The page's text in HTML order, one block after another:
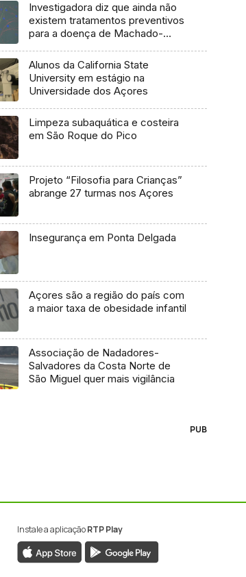
Investigadora diz que ainda não
existem tratamentos preventivos
para a doença de Machado-
Alunos da California State
University em estágio na
Universidade dos Açores
Limpeza subaquática e costeira
em São Roque do Pico
Projeto “Filosofia para Crianças”
abrange 27 turmas nos Açores
Insegurança em Ponta Delgada
Açores são a região do país com
a maior taxa de obesidade infantil
Associação de Nadadores-
Salvadores da Costa Norte de
São Miguel quer mais vigilância
PUB
Instale a aplicaçãoRTP Play